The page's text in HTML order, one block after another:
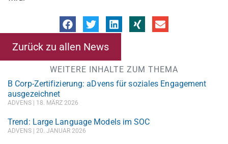
Zurück zu allen News
WEITERE INHALTE ZUM THEMA
B Corp-Zertifizierung: aDvens für soziales Engagement
ausgezeichnet
ADVENS 18. MÄRZ 2026
Trend: Large Language Models im SOC
ADVENS 20. JANUAR 2026